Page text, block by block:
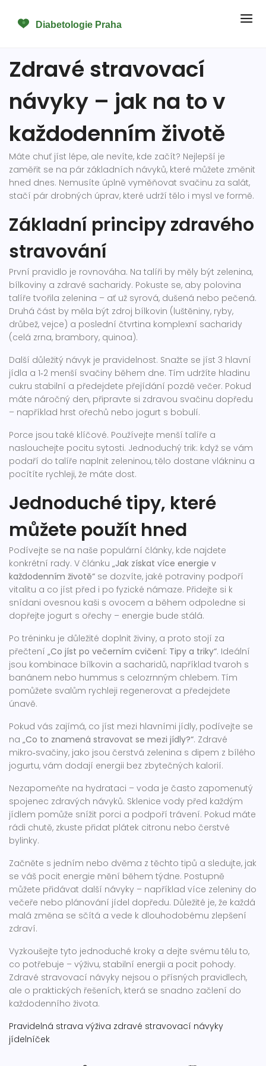
Zdravé stravovací
návyky – jak na to v
každodenním životě
Máte chuť jíst lépe, ale nevíte, kde začít? Nejlepší je
zaměřit se na pár základních návyků, které můžete změnit
hned dnes. Nemusíte úplně vyměňovat svačinu za salát,
stačí pár drobných úprav, které udrží tělo i mysl ve formě.
Základní principy zdravého
stravování
První pravidlo je rovnováha. Na talíři by měly být zelenina,
bílkoviny a zdravé sacharidy. Pokuste se, aby polovina
talíře tvořila zelenina – ať už syrová, dušená nebo pečená.
Druhá část by měla být zdroj bílkovin (luštěniny, ryby,
drůbež, vejce) a poslední čtvrtina komplexní sacharidy
(celá zrna, brambory, quinoa).
Další důležitý návyk je pravidelnost. Snažte se jíst 3 hlavní
jídla a 1‑2 menší svačiny během dne. Tím udržíte hladinu
cukru stabilní a předejdete přejídání pozdě večer. Pokud
máte náročný den, připravte si zdravou svačinu dopředu
– například hrst ořechů nebo jogurt s bobulí.
Porce jsou také klíčové. Používejte menší talíře a
naslouchejte pocitu sytosti. Jednoduchý trik: když se vám
podaří do talíře naplnit zeleninou, tělo dostane vlákninu a
pocítíte rychleji, že máte dost.
Jednoduché tipy, které
můžete použít hned
Podívejte se na naše populární články, kde najdete
konkrétní rady. V článku „Jak získat více energie v
každodenním životě“ se dozvíte, jaké potraviny podpoří
vitalitu a co jíst před i po fyzické námaze. Přidejte si k
snídani ovesnou kaši s ovocem a během odpoledne si
dopřejte jogurt s ořechy – energie bude stálá.
Po tréninku je důležité doplnit živiny, a proto stojí za
přečtení „Co jíst po večerním cvičení: Tipy a triky“. Ideální
jsou kombinace bílkovin a sacharidů, například tvaroh s
banánem nebo hummus s celozrnným chlebem. Tím
pomůžete svalům rychleji regenerovat a předejdete
únavě.
Pokud vás zajímá, co jíst mezi hlavními jídly, podívejte se
na „Co to znamená stravovat se mezi jídly?“. Zdravé
mikro‑svačiny, jako jsou čerstvá zelenina s dipem z bílého
jogurtu, vám dodají energii bez zbytečných kalorií.
Nezapomeňte na hydrataci – voda je často zapomenutý
spojenec zdravých návyků. Sklenice vody před každým
jídlem pomůže snížit porci a podpoří trávení. Pokud máte
rádi chutě, zkuste přidat plátek citronu nebo čerstvé
bylinky.
Začněte s jedním nebo dvěma z těchto tipů a sledujte, jak
se váš pocit energie mění během týdne. Postupně
můžete přidávat další návyky – například více zeleniny do
večeře nebo plánování jídel dopředu. Důležité je, že každá
malá změna se sčítá a vede k dlouhodobému zlepšení
zdraví.
Vyzkoušejte tyto jednoduché kroky a dejte svému tělu to,
co potřebuje – výživu, stabilní energii a pocit pohody.
Zdravé stravovací návyky nejsou o přísných pravidlech,
ale o praktických řešeních, která se snadno začlení do
každodenního života.
Pravidelná strava výživa zdravé stravovací návyky
jídelníček